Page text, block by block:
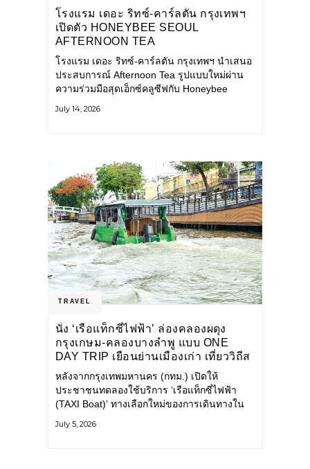
โรงแรม เดอะ ริทซ์-คาร์ลตัน กรุงเทพฯ
เปิดตัว HONEYBEE SEOUL
AFTERNOON TEA
COLLABORATION ณ คาเลโอ
(CALEŌ) ชวนสัมผัสเสน่ห์ของขนม
หวานร่วมสมัยจากกรุงโซล
โรงแรม เดอะ ริทซ์-คาร์ลตัน กรุงเทพฯ นำเสนอ
ประสบการณ์ Afternoon Tea รูปแบบใหม่ผ่าน
ความร่วมมือสุดเอ็กซ์คลูซีฟกับ Honeybee
ดังจากกรุงโซล นำโดยเชฟอึนจอง
July 14, 2026
TRAVEL
นั่ง ‘เรือแท็กซี่ไฟฟ้า’ ล่องคลองผดุง
กรุงเกษม-คลองบางลำพู แบบ ONE
DAY TRIP เยือนย่านเมืองเก่า เที่ยววิถีส
โลว์ไลฟ์แบบรักษ์โลก
หลังจากกรุงเทพมหานคร (กทม.) เปิดให้
ประชาชนทดลองใช้บริการ ‘เรือแท็กซี่ไฟฟ้า
(TAXI Boat)’ ทางเลือกใหม่ของการเดินทางใน
แวดล้อม ผ่านแอปพลิเคชัน MuvMi (มูฟมี)
July 5, 2026